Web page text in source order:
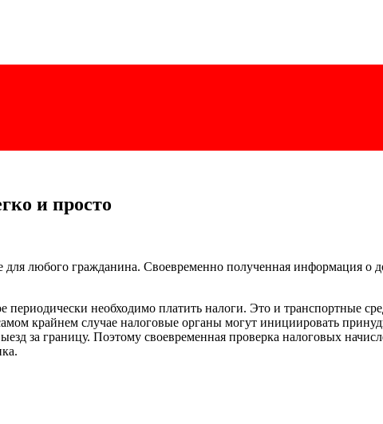
и просто
для любого гражданина. Своевременно полученная информация о
периодически необходимо платить налоги. Это и транспортные
крайнем случае налоговые органы могут инициировать
за границу. Поэтому своевременная проверка налоговых